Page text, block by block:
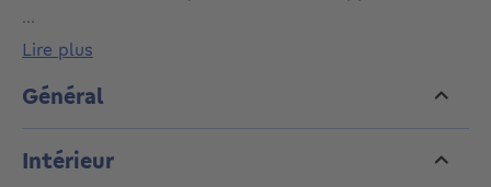
deux pas de l’avenue Louise, du Sablon et de
l’ensemble des transports en commun (métro, tram,
bus).
Construite en 1901 par l’architecte F. Souchez et
reprise à l’inventaire du patrimoine architectural, elle
...
lire plus
Général
Intérieur